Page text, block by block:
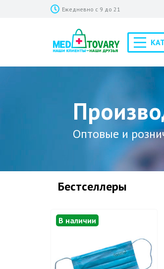
Ежедневно с 9 до 21
Оптовые и
Бестселлеры
В наличии